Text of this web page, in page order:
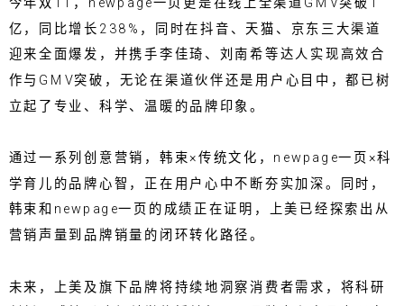
亿，同比增长238%，同时在抖音、天猫、京东三大渠道
迎来全面爆发，并携手李佳琦、刘南希等达人实现高效合
作与GMV突破，无论在渠道伙伴还是用户心目中，都已树
立起了专业、科学、温暖的品牌印象。
通过一系列创意营销，韩束×传统文化，newpage一页×科
学育儿的品牌心智，正在用户心中不断夯实加深。同时，
韩束和newpage一页的成绩正在证明，上美已经探索出从
营销声量到品牌销量的闭环转化路径。
未来，上美及旗下品牌将持续地洞察消费者需求，将科研